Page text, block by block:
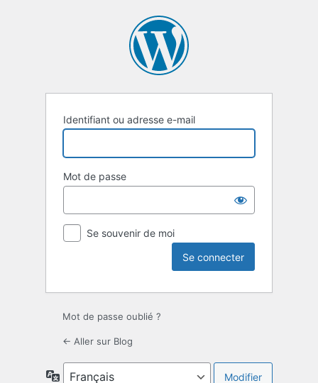
Identifiant ou adresse e-mail
Mot de passe
Se souvenir de moi
Mot de passe oublié ?
← Aller sur Blog
Langue